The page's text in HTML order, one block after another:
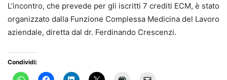
L’incontro, che prevede per gli iscritti 7 crediti ECM, è stato
organizzato dalla Funzione Complessa Medicina del Lavoro
aziendale, diretta dal dr. Ferdinando Crescenzi.
Condividi: